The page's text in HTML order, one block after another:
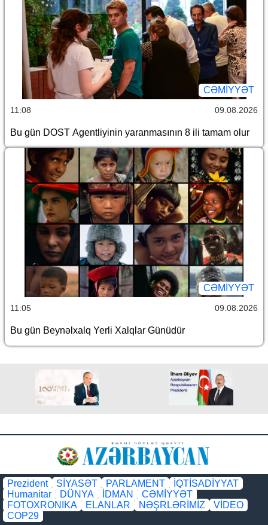
CƏMİYYƏT
11:08 09.08.2026
Bu gün DOST Agentliyinin yaranmasının 8 ili tamam olur
CƏMİYYƏT
11:05 09.08.2026
Bu gün Beynəlxalq Yerli Xalqlar Günüdür
Prezident SİYASƏT PARLAMENT
İQTİSADİYYAT
Humanitar
DÜNYA İDMAN
CƏMİYYƏT
FOTOXRONIKA
ELANLAR NƏŞRLƏRİMİZ
VİDEO
COP29